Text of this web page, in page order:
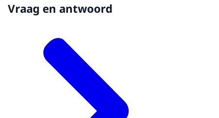
Vraag en antwoord